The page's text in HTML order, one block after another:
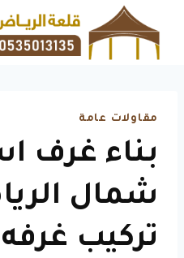
مقاولات عامة
بناء غرف
شمال
تركيب